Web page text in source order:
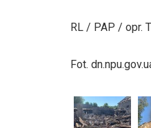
RL / PAP / opr.
Fot.